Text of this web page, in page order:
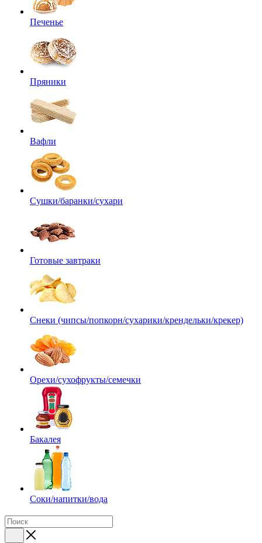
Печенье
Пряники
Вафли
Сушки/баранки/сухари
Готовые завтраки
Снеки (чипсы/попкорн/сухарики/крендельки/крекер)
Орехи/сухофрукты/семечки
Бакалея
Соки/напитки/вода